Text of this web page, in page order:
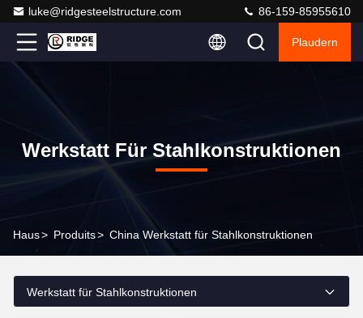
luke@ridgesteelstructure.com 86-159-85955610
Plaudern
Werkstatt Für Stahlkonstruktionen
Haus> Produits> China Werkstatt für Stahlkonstruktionen
Werkstatt für Stahlkonstruktionen